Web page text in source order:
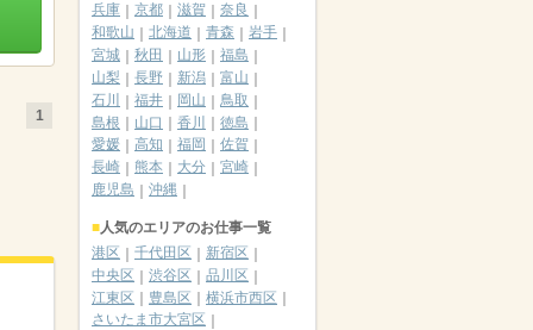
1
兵庫
京都 滋賀
奈良
和歌山
北海道 青森
岩手
宮城
秋田 山形
福島
山梨
長野 新潟
富山
石川
福井 岡山
鳥取
島根
山口 香川
徳島
愛媛
高知 福岡
佐賀
長崎
熊本 大分
宮崎
鹿児島
沖縄
人気のエリアのお仕事一覧
港区
千代田区
新宿区
中央区
渋谷区
品川区
江東区
豊島区
横浜市西区
さいたま市大宮区